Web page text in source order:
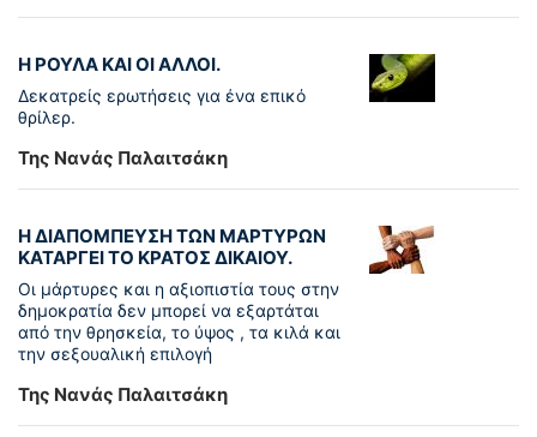
Η ΡΟΥΛΑ ΚΑΙ ΟΙ ΑΛΛΟΙ.
Δεκατρείς ερωτήσεις για ένα επικό
θρίλερ.
Της Νανάς Παλαιτσάκη
Η ΔΙΑΠΟΜΠΕΥΣΗ ΤΩΝ ΜΑΡΤΥΡΩΝ
ΚΑΤΑΡΓΕΙ ΤΟ ΚΡΑΤΟΣ ΔΙΚΑΙΟΥ.
Οι μάρτυρες και η αξιοπιστία τους στην
δημοκρατία δεν μπορεί να εξαρτάται
από την θρησκεία, το ύψος , τα κιλά και
την σεξουαλική επιλογή
Της Νανάς Παλαιτσάκη